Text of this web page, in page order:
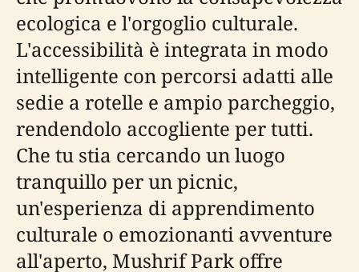
ecologica e l'orgoglio culturale.
L'accessibilità è integrata in modo
intelligente con percorsi adatti alle
sedie a rotelle e ampio parcheggio,
rendendolo accogliente per tutti.
Che tu stia cercando un luogo
tranquillo per un picnic,
un'esperienza di apprendimento
culturale o emozionanti avventure
all'aperto, Mushrif Park offre